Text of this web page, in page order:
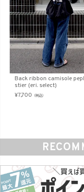
Back ribbon camisole
stier (eri. select)
¥7,700 （税込）